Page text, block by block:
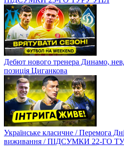
Дебют нового тренера Динамо,
позиція Циганкова
Українське класичне / Перемога
виживання / ПІДСУМКИ 22-ГО